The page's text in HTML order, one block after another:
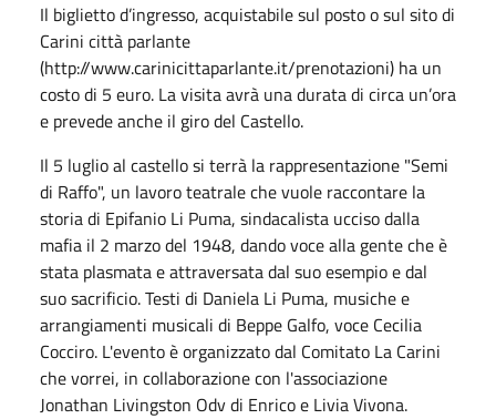
Il biglietto d’ingresso, acquistabile sul posto o sul sito di
Carini città parlante
(http://www.carinicittaparlante.it/prenotazioni) ha un
costo di 5 euro. La visita avrà una durata di circa un’ora
e prevede anche il giro del Castello.
Il 5 luglio al castello si terrà la rappresentazione "Semi
di Raffo", un lavoro teatrale che vuole raccontare la
storia di Epifanio Li Puma, sindacalista ucciso dalla
mafia il 2 marzo del 1948, dando voce alla gente che è
stata plasmata e attraversata dal suo esempio e dal
suo sacrificio. Testi di Daniela Li Puma, musiche e
arrangiamenti musicali di Beppe Galfo, voce Cecilia
Cocciro. L'evento è organizzato dal Comitato La Carini
che vorrei, in collaborazione con l'associazione
Jonathan Livingston Odvdi Enrico e Livia Vivona.